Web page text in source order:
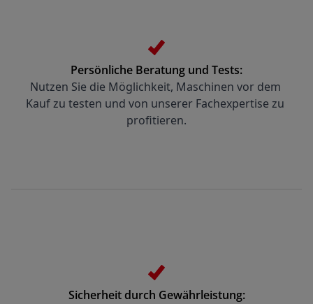
Persönliche Beratung und Tests:
Nutzen Sie die Möglichkeit, Maschinen vor dem
Kauf zu testen und von unserer Fachexpertise zu
profitieren.
Sicherheit durch Gewährleistung: